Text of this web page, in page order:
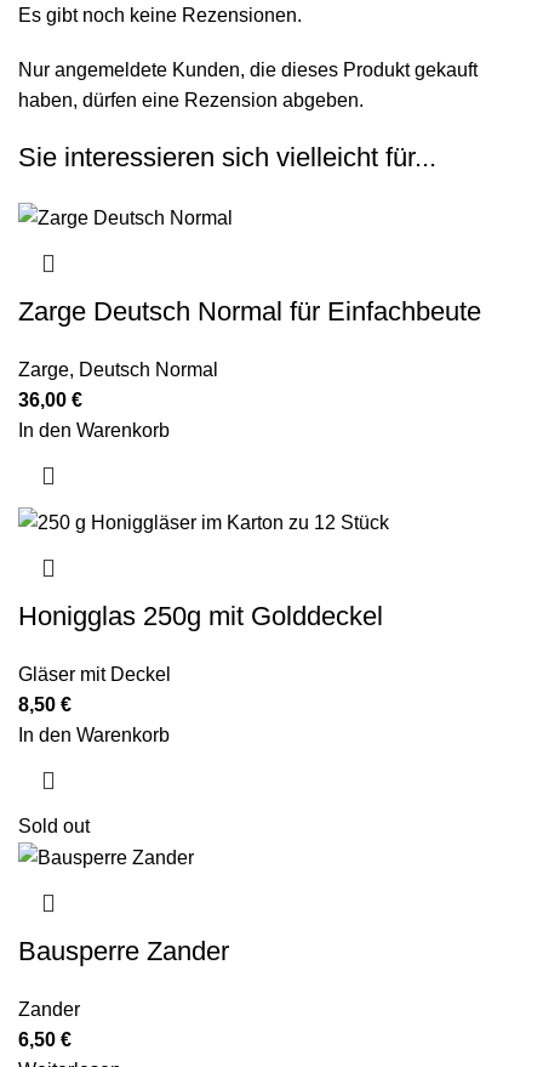
Es gibt noch keine Rezensionen.
Nur angemeldete Kunden, die dieses Produkt gekauft
haben, dürfen eine Rezension abgeben.
Sie interessieren sich vielleicht für...
Zarge Deutsch Normal für Einfachbeute
Zarge, Deutsch Normal
36,00 €
In den Warenkorb
Honigglas 250g mit Golddeckel
Gläser mit Deckel
8,50 €
In den Warenkorb
Sold out
Bausperre Zander
Zander
6,50 €